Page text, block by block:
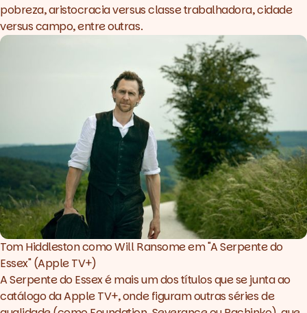
pobreza, aristocraciaversusclasse trabalhadora, cidade
versuscampo, entre outras.
Tom Hiddleston como Will Ransome em "A Serpente do
Essex" (Apple TV+)
A Serpente do Essexé mais um dos títulos que se junta ao
catálogo da Apple TV+, onde figuram outras séries de